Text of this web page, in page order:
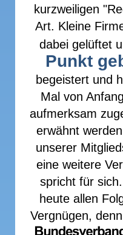
kurzweiligen
Art. Kleine
dabei gelüftet
Punkt
begeistert und
Mal von
aufmerksam
erwähnt
unserer
eine weitere
spricht für
heute allen
Vergnügen,